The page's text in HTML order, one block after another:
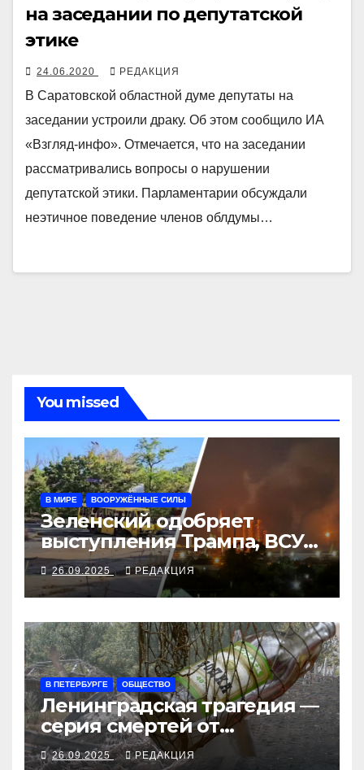
на заседании по депутатской
этике
24.06.2020 РЕДАКЦИЯ
В Саратовской областной думе депутаты на
заседании устроили драку. Об этом сообщило ИА
«Взгляд-инфо». Отмечается, что на заседании
рассматривались вопросы о нарушении
депутатской этики. Парламентарии обсуждали
неэтичное поведение членов облдумы…
You missed
В МИРЕ ВООРУЖЁННЫЕ СИЛЫ
Зеленский одобряет
выступления Трампа, ВСУ
закрыли Добропольский
рубеж
26.09.2025 РЕДАКЦИЯ
В ПЕТЕРБУРГЕ ОБЩЕСТВО
Ленинградская трагедия —
серия смертей от
алкосуррогата
26.09.2025 РЕДАКЦИЯ